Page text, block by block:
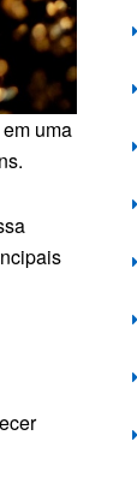
uma